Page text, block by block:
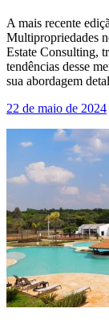
A mais recente
Multipropriedades
Estate Consulting,
tendências desse
sua abordagem
22 de maio de 2024